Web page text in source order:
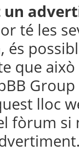
un
té les
és
que
lloc
fòrum